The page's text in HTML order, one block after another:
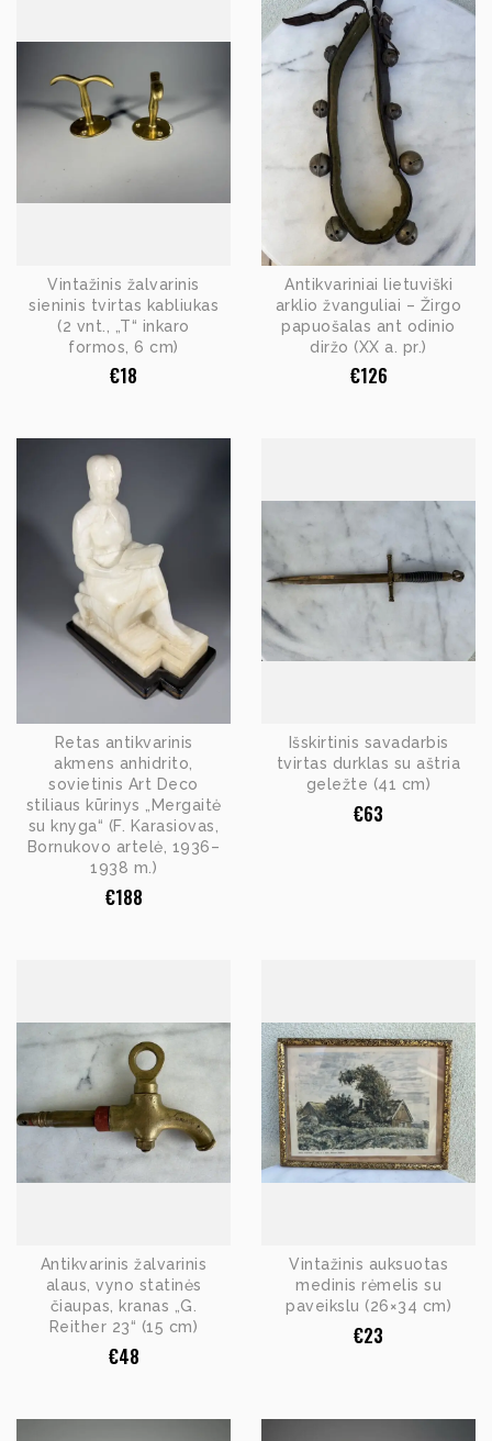
Vintažinis žalvarinis
sieninis tvirtas kabliukas
(2 vnt., „T“ inkaro
formos, 6 cm)
€18
Antikvariniai lietuviški
arklio žvanguliai – Žirgo
papuošalas ant odinio
diržo (XX a. pr.)
€126
Retas antikvarinis
akmens anhidrito,
sovietinis Art Deco
stiliaus kūrinys „Mergaitė
su knyga“ (F. Karasiovas,
Bornukovo artelė, 1936–
1938 m.)
€188
Išskirtinis savadarbis
tvirtas durklas su aštria
geležte (41 cm)
€63
Antikvarinis žalvarinis
alaus, vyno statinės
čiaupas, kranas „G.
Reither 23“ (15 cm)
€48
Vintažinis auksuotas
medinis rėmelis su
paveikslu (26×34 cm)
€23